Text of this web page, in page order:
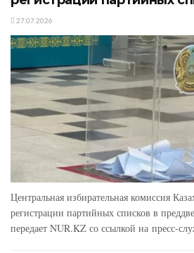
27.07.2026
Центральная избирательная комиссия
регистрации партийных списков в
передает NUR.KZ со ссылкой на пресс-